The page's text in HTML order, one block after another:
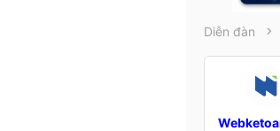
r
t
e
Diễn đàn